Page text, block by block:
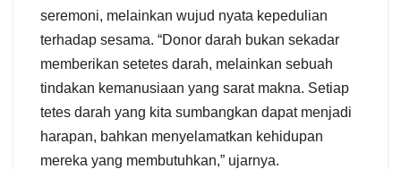
seremoni, melainkan wujud nyata kepedulian
terhadap sesama. “Donor darah bukan sekadar
memberikan setetes darah, melainkan sebuah
tindakan kemanusiaan yang sarat makna. Setiap
tetes darah yang kita sumbangkan dapat menjadi
harapan, bahkan menyelamatkan kehidupan
mereka yang membutuhkan,” ujarnya.